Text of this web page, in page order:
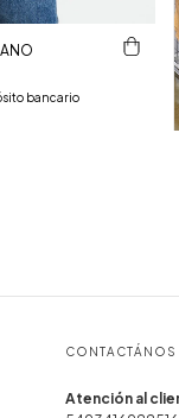
bancario
CONTACTÁNOS